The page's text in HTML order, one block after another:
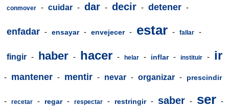
conmover - cuidar - dar - decir - detener -
enfadar - ensayar - envejecer - estar - fallar -
fingir - haber - hacer - helar - inflar - instituir - ir
- mantener - mentir - nevar - organizar - prescindir
- recetar - regar - respectar - restringir - saber - ser -